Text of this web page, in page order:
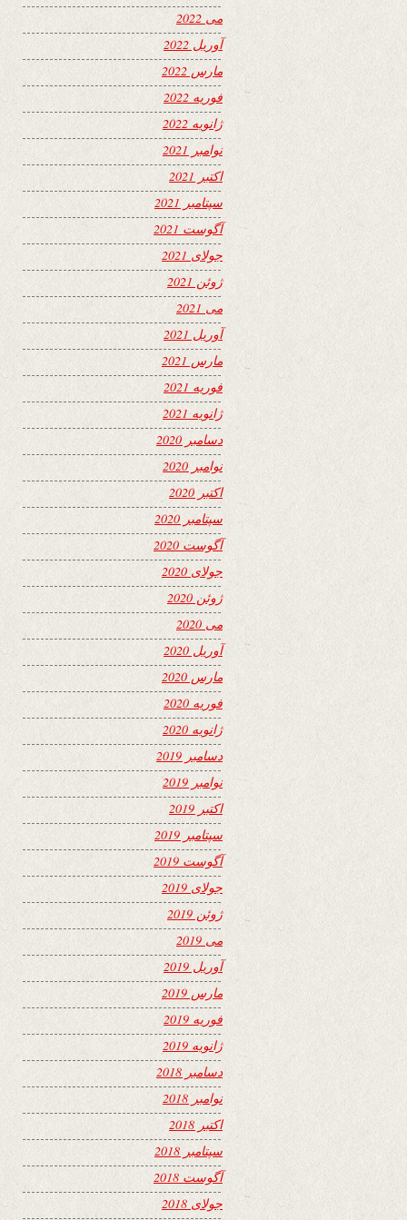
می 2022
آوریل 2022
مارس 2022
فوریه 2022
ژانویه 2022
نوامبر 2021
اکتبر 2021
سپتامبر 2021
آگوست 2021
جولای 2021
ژوئن 2021
می 2021
آوریل 2021
مارس 2021
فوریه 2021
ژانویه 2021
دسامبر 2020
نوامبر 2020
اکتبر 2020
سپتامبر 2020
آگوست 2020
جولای 2020
ژوئن 2020
می 2020
آوریل 2020
مارس 2020
فوریه 2020
ژانویه 2020
دسامبر 2019
نوامبر 2019
اکتبر 2019
سپتامبر 2019
آگوست 2019
جولای 2019
ژوئن 2019
می 2019
آوریل 2019
مارس 2019
فوریه 2019
ژانویه 2019
دسامبر 2018
نوامبر 2018
اکتبر 2018
سپتامبر 2018
آگوست 2018
جولای 2018